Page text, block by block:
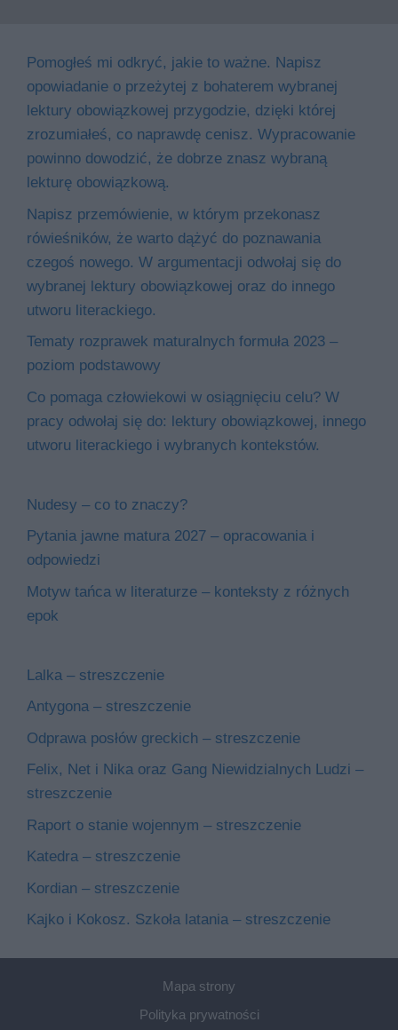
Pomogłeś mi odkryć, jakie to ważne. Napisz
opowiadanie o przeżytej z bohaterem wybranej
lektury obowiązkowej przygodzie, dzięki której
zrozumiałeś, co naprawdę cenisz. Wypracowanie
powinno dowodzić, że dobrze znasz wybraną
lekturę obowiązkową.
Napisz przemówienie, w którym przekonasz
rówieśników, że warto dążyć do poznawania
czegoś nowego. W argumentacji odwołaj się do
wybranej lektury obowiązkowej oraz do innego
utworu literackiego.
Tematy rozprawek maturalnych formuła 2023 –
poziom podstawowy
Co pomaga człowiekowi w osiągnięciu celu? W
pracy odwołaj się do: lektury obowiązkowej, innego
utworu literackiego i wybranych kontekstów.
Nudesy – co to znaczy?
Pytania jawne matura 2027 – opracowania i
odpowiedzi
Motyw tańca w literaturze – konteksty z różnych
epok
Lalka – streszczenie
Antygona – streszczenie
Odprawa posłów greckich – streszczenie
Felix, Net i Nika oraz Gang Niewidzialnych Ludzi –
streszczenie
Raport o stanie wojennym – streszczenie
Katedra – streszczenie
Kordian – streszczenie
Kajko i Kokosz. Szkoła latania – streszczenie
Mapa strony
Polityka prywatności